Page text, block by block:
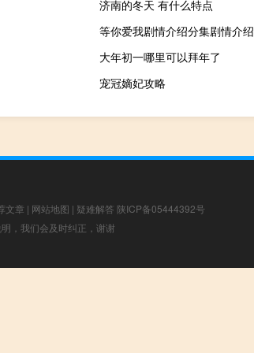
济南的冬天 有什么特点
等你爱我剧情介绍分集剧情介绍
大年初一哪里可以拜年了
宠冠嫡妃攻略
文章 | 网站地图 | 疑难解答 陕ICP备05444392号
，我们会及时纠正，谢谢